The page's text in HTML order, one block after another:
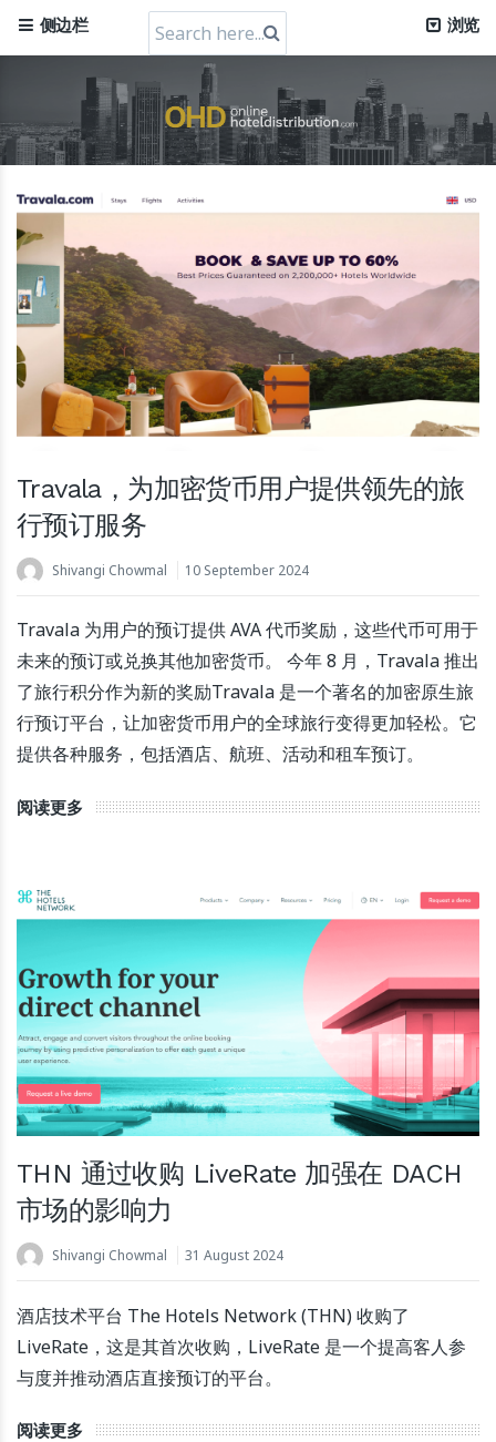
侧边栏
Search
for:
浏览
Travala，为加密货币用户提供领先的旅
行预订服务
Shivangi Chowmal 10 September 2024
Travala 为用户的预订提供 AVA 代币奖励，这些代币可用于
未来的预订或兑换其他加密货币。 今年 8 月，Travala 推出
了旅行积分作为新的奖励Travala 是一个著名的加密原生旅
行预订平台，让加密货币用户的全球旅行变得更加轻松。它
提供各种服务，包括酒店、航班、活动和租车预订。
阅读更多
THN 通过收购 LiveRate 加强在 DACH
市场的影响力
Shivangi Chowmal 31 August 2024
酒店技术平台 The Hotels Network (THN) 收购了
LiveRate，这是其首次收购，LiveRate 是一个提高客人参
与度并推动酒店直接预订的平台。
阅读更多